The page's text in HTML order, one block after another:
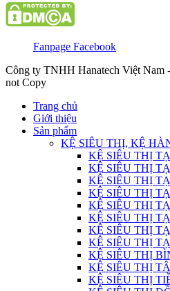
Fanpage Facebook
Công ty TNHH Hanatech Việt Nam
not Copy
Trang chủ
Giới thiệu
Sản phẩm
KỆ SIÊU THỊ, KỆ
KỆ SIÊU THỊ
KỆ SIÊU THỊ
KỆ SIÊU THỊ
KỆ SIÊU THỊ
KỆ SIÊU THỊ
KỆ SIÊU THỊ
KỆ SIÊU THỊ
KỆ SIÊU THỊ
KỆ SIÊU THỊ
KỆ SIÊU THỊ
KỆ SIÊU THỊ